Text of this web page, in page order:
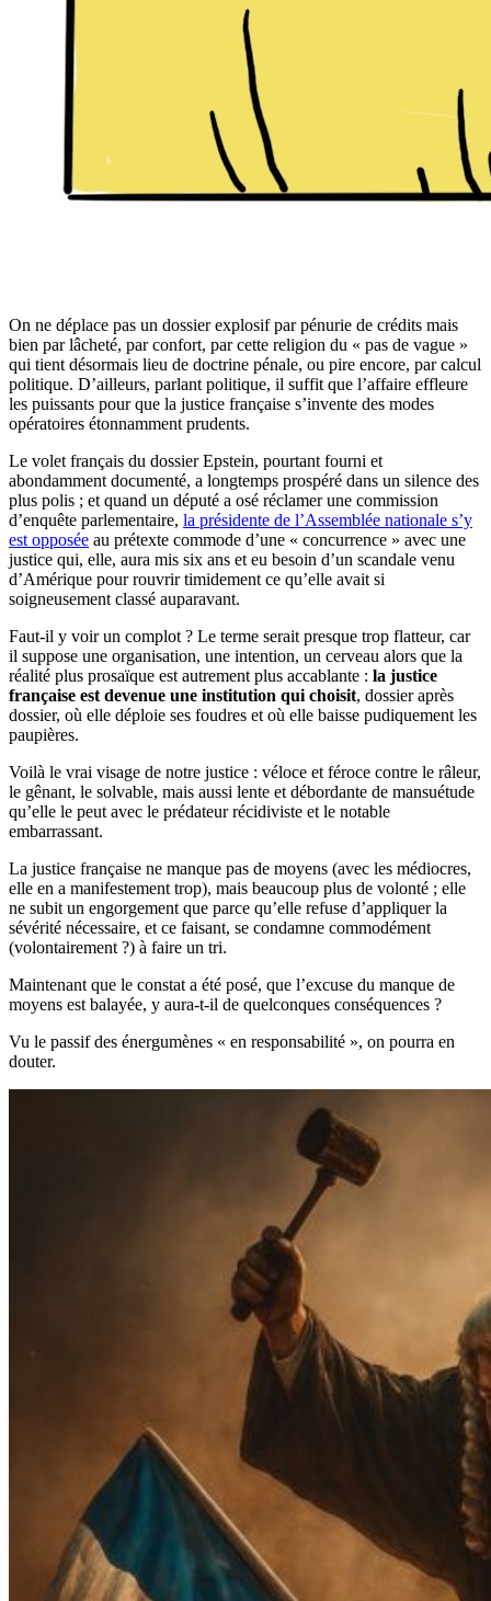
On ne déplace pas un dossier explosif par pénurie de crédits mais
bien par lâcheté, par confort, par cette religion du « pas de vague »
qui tient désormais lieu de doctrine pénale, ou pire encore, par calcul
politique. D’ailleurs, parlant politique, il suffit que l’affaire effleure
les puissants pour que la justice française s’invente des modes
opératoires étonnamment prudents.
Le volet français du dossier Epstein, pourtant fourni et
abondamment documenté, a longtemps prospéré dans un silence des
plus polis ; et quand un député a osé réclamer une commission
d’enquête parlementaire, la présidente de l’Assemblée nationale s’y
est opposée au prétexte commode d’une « concurrence » avec une
justice qui, elle, aura mis six ans et eu besoin d’un scandale venu
d’Amérique pour rouvrir timidement ce qu’elle avait si
soigneusement classé auparavant.
Faut-il y voir un complot ? Le terme serait presque trop flatteur, car
il suppose une organisation, une intention, un cerveau alors que la
réalité plus prosaïque est autrement plus accablante : la justice
française est devenue une institution qui choisit, dossier après
dossier, où elle déploie ses foudres et où elle baisse pudiquement les
paupières.
Voilà le vrai visage de notre justice : véloce et féroce contre le râleur,
le gênant, le solvable, mais aussi lente et débordante de mansuétude
qu’elle le peut avec le prédateur récidiviste et le notable
embarrassant.
La justice française ne manque pas de moyens (avec les médiocres,
elle en a manifestement trop), mais beaucoup plus de volonté ; elle
ne subit un engorgement que parce qu’elle refuse d’appliquer la
sévérité nécessaire, et ce faisant, se condamne commodément
(volontairement ?) à faire un tri.
Maintenant que le constat a été posé, que l’excuse du manque de
moyens est balayée, y aura-t-il de quelconques conséquences ?
Vu le passif des énergumènes « en responsabilité », on pourra en
douter.